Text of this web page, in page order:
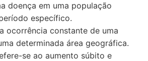
doença em uma população
específico.
ocorrência constante de uma
determinada área geográfica.
se ao aumento súbito e